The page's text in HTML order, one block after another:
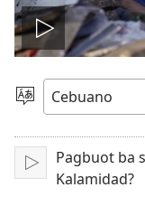
I-
play
ang
video
Pagpilig
Pinulongan
I-
Pagbuot ba
Kalamidad?